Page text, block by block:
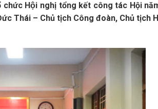
chức Hội nghị tổng kết công tác Hội
Thái – Chủ tịch Công đoàn, Chủ tịch